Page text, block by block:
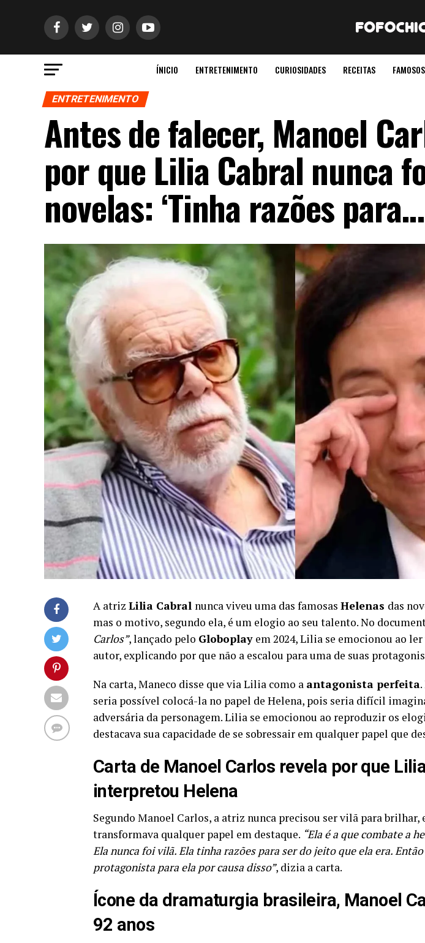
ÍNICIO ENTRETENIMENTO CURIOSIDADES RECEITAS FAMOSOS
ENTRETENIMENTO
Antes de falecer, Manoel
por que Lilia Cabral nunca
novelas: ‘Tinha razões
A atriz Lilia Cabral nunca viveu uma das famosas Helenas das
mas o motivo, segundo ela, é um elogio ao seu talento. No
Carlos”, lançado pelo Globoplay em 2024, Lilia se emocionou ao
autor, explicando por que não a escalou para uma de suas
Na carta, Maneco disse que via Lilia como a antagonista perfeita
seria possível colocá-la no papel de Helena, pois seria difícil
adversária da personagem. Lilia se emocionou ao reproduzir os
destacava sua capacidade de se sobressair em qualquer papel que
Carta de Manoel Carlos revela por que
interpretou Helena
Segundo Manoel Carlos, a atriz nunca precisou ser vilã para brilhar,
transformava qualquer papel em destaque. “Ela é a que combate a
Ela nunca foi vilã. Ela tinha razões para ser do jeito que ela era.
protagonista para ela por causa disso”, dizia a carta.
Ícone da dramaturgia brasileira, Manoel
92 anos